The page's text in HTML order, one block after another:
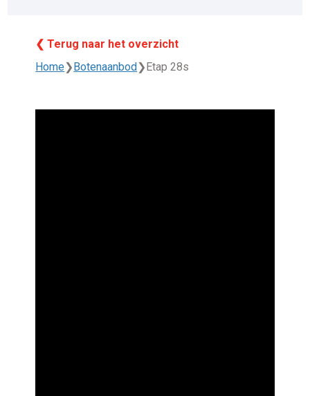
❮ Terug naar het overzicht
Home❯Botenaanbod❯Etap 28s